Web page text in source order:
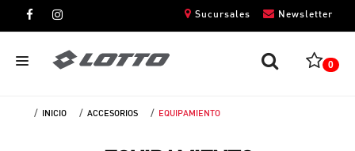
Newsletter
Sucursales
0
INICIO ACCESORIOS EQUIPAMIENTO